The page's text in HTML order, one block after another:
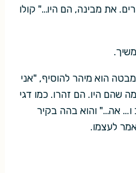
את מבינה, הם היו…" קולו
הוא מיהר להוסיף, "אני
שהם היו. הם זהרו. כמו דגי
ו… אה…" והוא בהה בקיר
לעצמו.